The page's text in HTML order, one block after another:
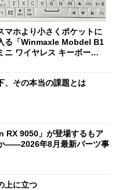
マホより小さくポケットに
る「Winmaxle Mobdel B1
ニ ワイヤレス キーボー
、その本当の課題とは
RX 9050」が登場するもア
――2026年8月最新パーツ事
上に立つ